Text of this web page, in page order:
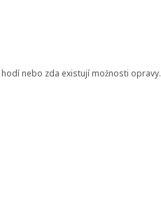
nebo zda existují možnosti opravy.